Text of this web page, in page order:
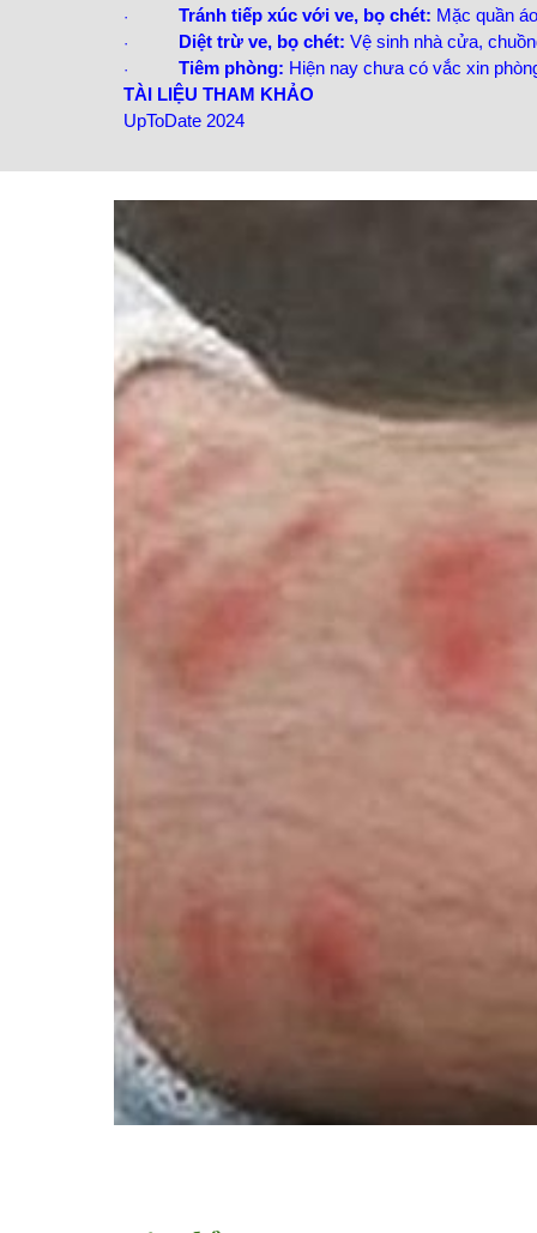
· Tránh tiếp xúc với ve, bọ chét: Mặc quần
· Diệt trừ ve, bọ chét: Vệ sinh nhà cửa,
· Tiêm phòng: Hiện nay chưa có vắc xin
TÀI LIỆU THAM KHẢO
UpToDate 2024